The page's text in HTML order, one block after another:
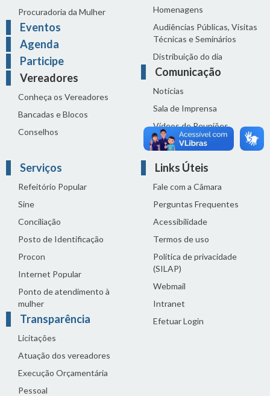
Procuradoria da Mulher
Eventos
Agenda
Participe
Vereadores
Conheça os Vereadores
Bancadas e Blocos
Conselhos
Homenagens
Audiências Públicas, Visitas
Técnicas e Seminários
Distribuição do dia
Comunicação
Notícias
Sala de Imprensa
Vídeos de Reuniões
Solenidades
Serviços
Refeitório Popular
Sine
Conciliação
Posto de Identificação
Procon
Internet Popular
Ponto de atendimento à
mulher
Transparência
Licitações
Atuação dos vereadores
Execução Orçamentária
Pessoal
Links Úteis
Fale com a Câmara
Perguntas Frequentes
Acessibilidade
Termos de uso
Política de privacidade
(SILAP)
Webmail
Intranet
Efetuar Login